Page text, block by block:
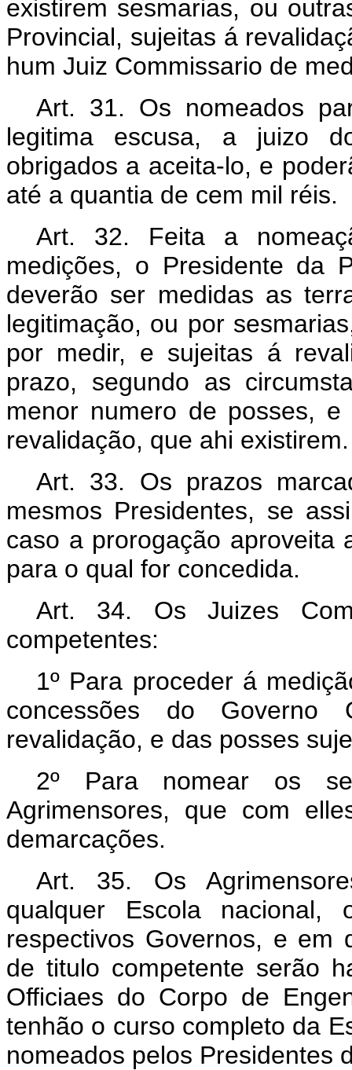
existirem sesmarias, ou
Provincial, sujeitas á
hum Juiz Commissario de
Art. 31. Os nomeados
legitima escusa, a juizo
obrigados a aceita-lo, e
até a quantia de cem mil réis.
Art. 32. Feita a
medições, o Presidente da
deverão ser medidas as
legitimação, ou por
por medir, e sujeitas á
prazo, segundo as
menor numero de posses,
revalidação, que ahi existirem.
Art. 33. Os prazos
mesmos Presidentes, se
caso a prorogação aproveita
para o qual for concedida.
Art. 34. Os Juizes
competentes:
1º Para proceder á
concessões do
revalidação, e das posses
2º Para nomear os
Agrimensores, que com
demarcações.
Art. 35. Os
qualquer Escola nacional,
respectivos Governos, e em
de titulo competente serão
Officiaes do Corpo de
tenhão o curso completo da
nomeados pelos Presidentes